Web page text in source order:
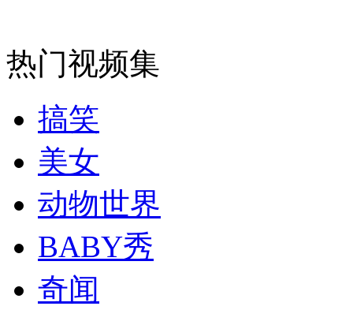
走！跟着总书记去植树
消防员救轻生者
纽约上演“枕头大战”
司机酒驾遇交警 急速倒车逃窜
热门视频集
搞笑
美女
动物世界
BABY秀
奇闻